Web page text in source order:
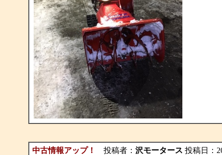
中古情報アップ！ 投稿者： 沢モータース 投稿日：